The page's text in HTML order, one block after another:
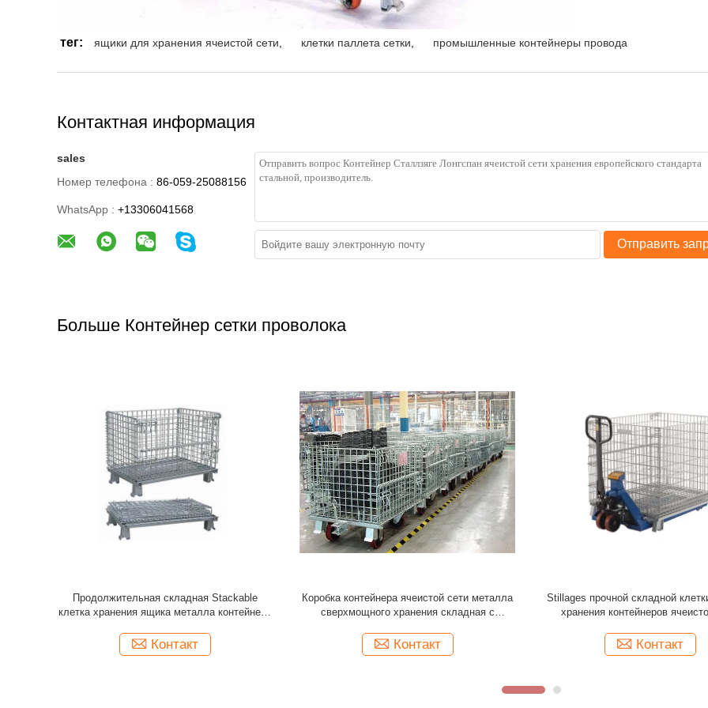
тег: ящики для хранения ячеистой сети клетки паллета сетки промышленные контейнеры провода
Контактная информация
sales
Номер телефона : 86-059-25088156
WhatsApp : +13306041568
Отправить
Больше Контейнер сетки проволока
склад подгонял стакабле складные клетку
нержавеющей стали/контейнер ячеистой
Контакт
Клетка ячеистой сети хранения складного
контейнера ячеистой сети промышленная
Контакт
Контейнеры паллета
сверхмощного контейнера
Контакт